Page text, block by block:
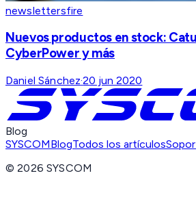
newslettersfire
Nuevos productos en stock:
CyberPower y más
Daniel Sánchez·20 jun 2020
Blog
SYSCOMBlogTodos los artículos
©2026 SYSCOM